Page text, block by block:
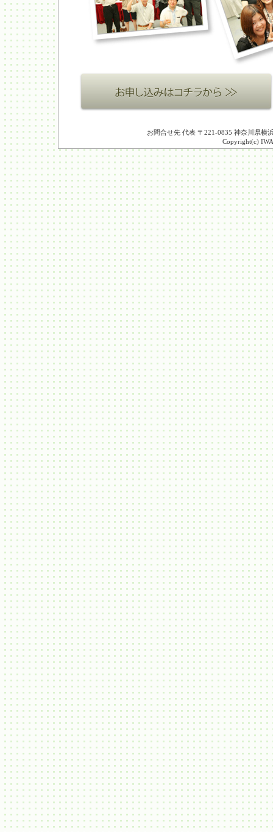
お問合せ先 代表 〒221-0835 神奈川県横
Copyright(c)